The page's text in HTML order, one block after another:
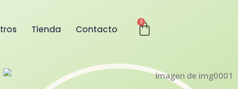
Tienda Contacto
0